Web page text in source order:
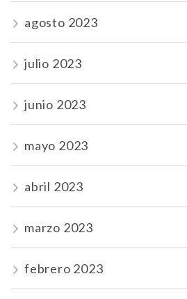
agosto 2023
julio 2023
junio 2023
mayo 2023
abril 2023
marzo 2023
febrero 2023